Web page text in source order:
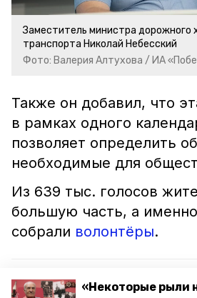
«Некоторые рыли
Заместитель министра дорожного
транспорта Николай Небесский
Фото: Валерия Алтухова / ИА
Также он добавил, что
в рамках одного
позволяет определить
необходимые для
Из 639 тыс. голосов
большую часть, а
собрали волонтёры.
Читайте также: